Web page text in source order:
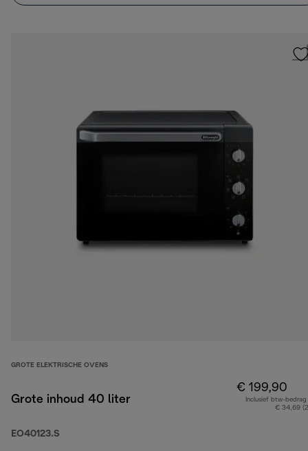
GROTE ELEKTRISCHE OVENS
Grote inhoud 40 liter
EO40123.S
€ 199,90
Inclusief btw-bedrag
€ 34,69